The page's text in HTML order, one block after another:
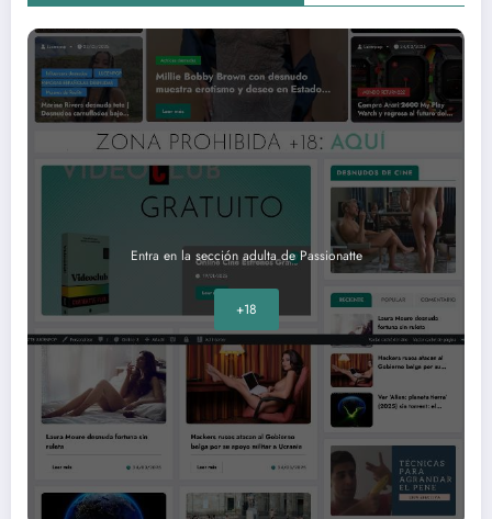
Entra en la sección adulta de Passionatte
+18